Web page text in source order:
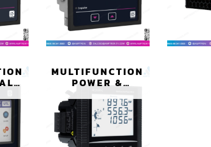
MULTIFUNCTION
POWER &
ENERGY มิเตอร์
พลังงานมัลติฟัง
ก์ชั่น รุ่น ACUVIM-
L